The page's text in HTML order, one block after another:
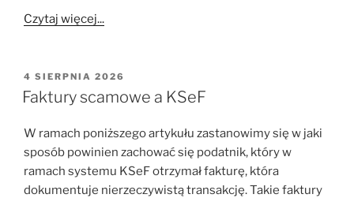
Czytaj więcej...
OPUBLIKOWANE
W
4 SIERPNIA 2026
Faktury scamowe a KSeF
W ramach poniższego artykułu zastanowimy się w jaki
sposób powinien zachować się podatnik, który w
ramach systemu KSeF otrzymał fakturę, która
dokumentuje nierzeczywistą transakcję. Takie faktury